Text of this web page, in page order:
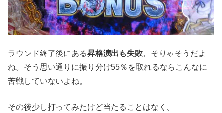
ラウンド終了後にある昇格演出も失敗。そりゃそうだよ
ね。そう思い通りに振り分け55％を取れるならこんなに
苦戦していないよね。
その後少し打ってみたけど当たることはなく、